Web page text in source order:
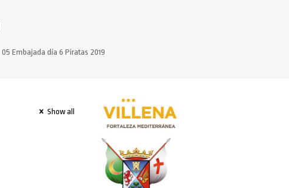
05 Embajada día 6 Piratas 2019
Show all